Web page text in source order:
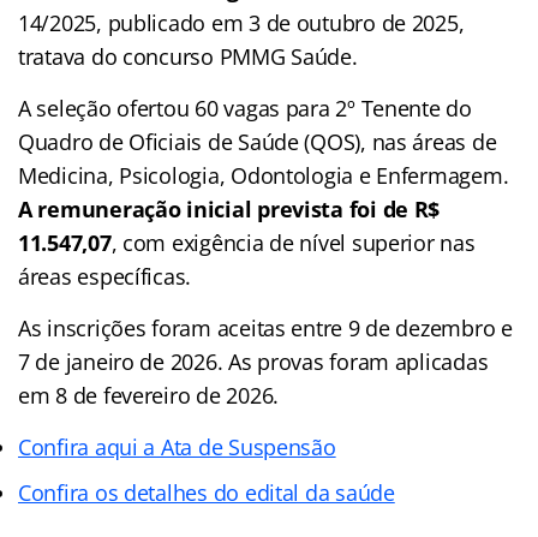
14/2025, publicado em 3 de outubro de 2025,
tratava do concurso PMMG Saúde.
A seleção ofertou 60 vagas para 2º Tenente do
Quadro de Oficiais de Saúde (QOS), nas áreas de
Medicina, Psicologia, Odontologia e Enfermagem.
A remuneração inicial prevista foi de R$
11.547,07, com exigência de nível superior nas
áreas específicas.
As inscrições foram aceitas entre 9 de dezembro e
7 de janeiro de 2026. As provas foram aplicadas
em 8 de fevereiro de 2026.
Confira aqui a Ata de Suspensão
Confira os detalhes do edital da saúde